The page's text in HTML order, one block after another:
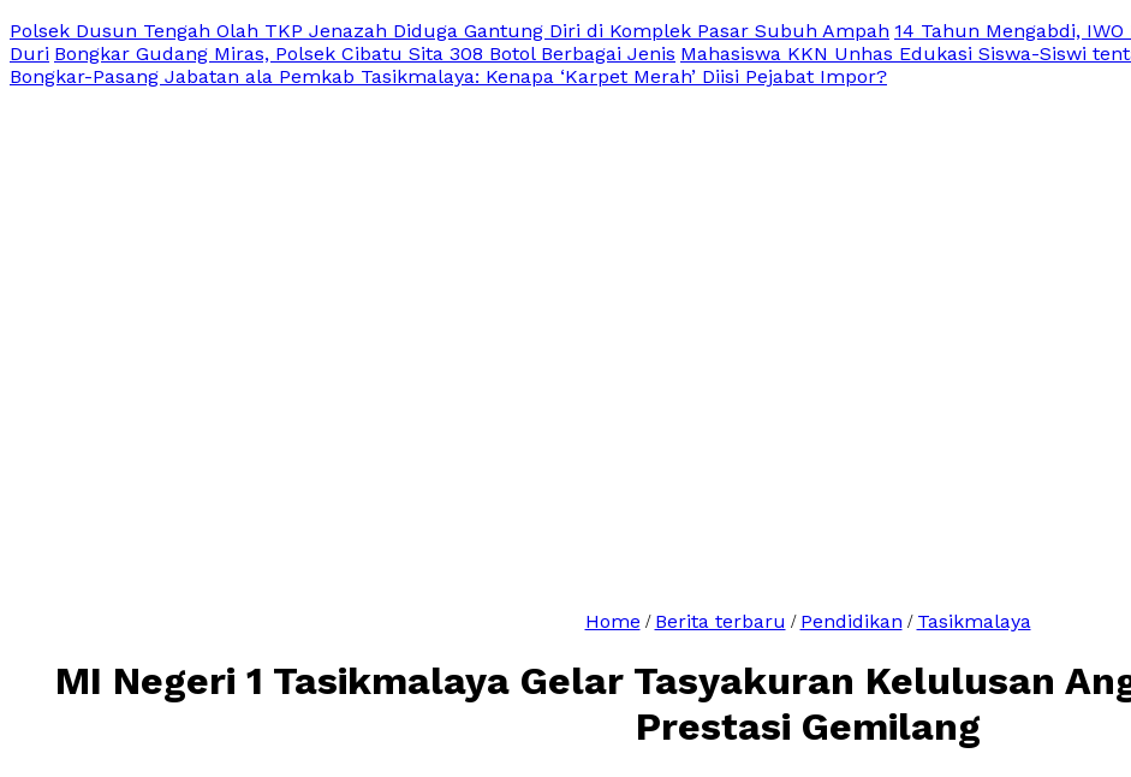
Polsek Dusun Tengah Olah TKP Jenazah Diduga Gantung Diri di Komplek Pasar Subuh Ampah 14 Tahun Mengabdi,
Duri Bongkar Gudang Miras, Polsek Cibatu Sita 308 Botol Berbagai Jenis Mahasiswa KKN Unhas Edukasi Siswa-Siswi
Bongkar-Pasang Jabatan ala Pemkab Tasikmalaya: Kenapa ‘Karpet Merah’ Diisi Pejabat Impor?
Home / Berita terbaru / Pendidikan / Tasikmalaya
MI Negeri 1 Tasikmalaya Gelar Tasyakuran Kelulusan
Prestasi Gemilang